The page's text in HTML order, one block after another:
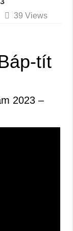
39 Views
tít
2023 –